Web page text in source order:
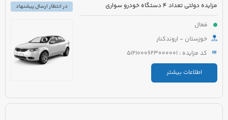
مزایده دولتی تعداد 4 دستگاه خودرو سواری
فعال
خوزستان - اروندکنار
کد مزایده : 5121000623000001
اطلاعات بیشتر
در انتظار ارسال پیشنهاد